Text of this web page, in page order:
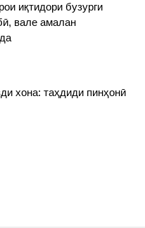
иқтидори бузурги
вале амалан
хона: таҳдиди пинҳонӣ